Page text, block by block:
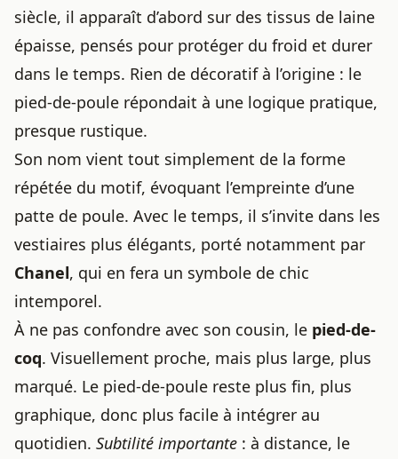
siècle, il apparaît d’abord sur des tissus de laine
épaisse, pensés pour protéger du froid et durer
dans le temps. Rien de décoratif à l’origine : le
pied-de-poule répondait à une logique pratique,
presque rustique.
Son nom vient tout simplement de la forme
répétée du motif, évoquant l’empreinte d’une
patte de poule. Avec le temps, il s’invite dans les
vestiaires plus élégants, porté notamment par
Chanel, qui en fera un symbole de chic
intemporel.
À ne pas confondre avec son cousin, le pied-de-
coq. Visuellement proche, mais plus large, plus
marqué. Le pied-de-poule reste plus fin, plus
graphique, donc plus facile à intégrer au
quotidien. Subtilité importante : à distance, le